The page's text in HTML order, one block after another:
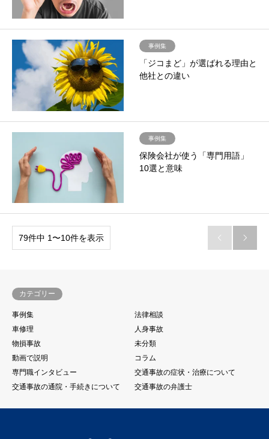
事例集
「ジコまど」が選ばれる理由と
他社との違い
事例集
保険会社が使う「専門用語」
10選と意味
79件中 1〜10件を表示  
カテゴリー
事例集
法律相談
車修理
人身事故
物損事故
未分類
動画で説明
コラム
専門職インタビュー
交通事故の症状・治療について
交通事故の通院・手続きについて
交通事故の弁護士